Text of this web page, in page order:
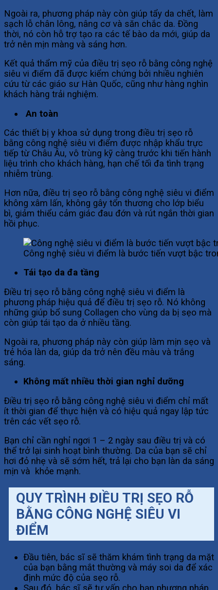
Ngoài ra, phương pháp này còn giúp tẩy da chết, làm
sạch lỗ chân lông, nâng cơ và săn chắc da. Đồng
thời, nó còn hỗ trợ tạo ra các tế bào da mới, giúp da
trở nên mịn màng và sáng hơn.
Kết quả thẩm mỹ của điều trị sẹo rỗ bằng công nghệ
siêu vi điểm đã được kiểm chứng bởi nhiều nghiên
cứu từ các giáo sư Hàn Quốc, cũng như hàng nghìn
khách hàng trải nghiệm.
An toàn
Các thiết bị y khoa sử dụng trong điều trị sẹo rỗ
bằng công nghệ siêu vi điểm được nhập khẩu trực
tiếp từ Châu Âu, vô trùng kỹ càng trước khi tiến hành
liệu trình cho khách hàng, hạn chế tối đa tình trạng
nhiễm trùng.
Hơn nữa, điều trị sẹo rỗ bằng công nghệ siêu vi điểm
không xâm lấn, không gây tổn thương cho lớp biểu
bì, giảm thiểu cảm giác đau đớn và rút ngắn thời gian
hồi phục.
Công nghệ siêu vi điểm là bước tiến vượt bậc
Tái tạo da đa tầng
Điều trị sẹo rỗ bằng công nghệ siêu vi điểm là
phương pháp hiệu quả để điều trị sẹo rỗ. Nó không
những giúp bổ sung Collagen cho vùng da bị sẹo mà
còn giúp tái tạo da ở nhiều tầng.
Ngoài ra, phương pháp này còn giúp làm mịn sẹo và
trẻ hóa làn da, giúp da trở nên đều màu và trắng
sáng.
Không mất nhiều thời gian nghỉ dưỡng
Điều trị sẹo rỗ bằng công nghệ siêu vi điểm chỉ mất
ít thời gian để thực hiện và có hiệu quả ngay lập tức
trên các vết sẹo rỗ.
Bạn chỉ cần nghỉ ngơi 1 – 2 ngày sau điều trị và có
thể trở lại sinh hoạt bình thường. Da của bạn sẽ chỉ
hơi đỏ nhẹ và sẽ sớm hết, trả lại cho bạn làn da sáng
mịn và khỏe mạnh.
QUY TRÌNH ĐIỀU TRỊ SẸO RỖ
BẰNG CÔNG NGHỆ SIÊU VI
ĐIỂM
Đầu tiên, bác sĩ sẽ thăm khám tình trạng da mặt
của bạn bằng mắt thường và máy soi da để xác
định mức độ của sẹo rỗ.
Sau đó, bác sĩ sẽ tư vấn cho bạn phương pháp